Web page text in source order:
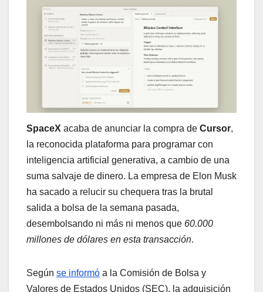
SpaceX acaba de anunciar la compra de Cursor,
la reconocida plataforma para programar con
inteligencia artificial generativa, a cambio de una
suma salvaje de dinero. La empresa de Elon Musk
ha sacado a relucir su chequera tras la brutal
salida a bolsa de la semana pasada,
desembolsando ni más ni menos que 60.000
millones de dólares en esta transacción.
Según se informó a la Comisión de Bolsa y
Valores de Estados Unidos (SEC), la adquisición